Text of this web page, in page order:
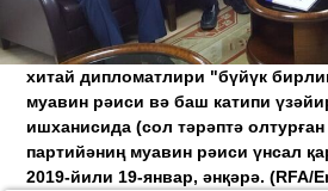
хитай дипломатлири "бүйүк
муавин рәиси вә баш катипи
ишханисида (сол тәрәптә
партийәниң муавин рәиси үнсал
2019-йили 19-январ, әнқәрә.(RFA/